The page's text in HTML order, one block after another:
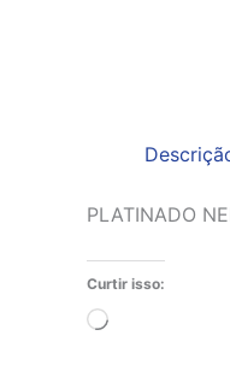
PLATINADO
Curtir isso:
Carregando...